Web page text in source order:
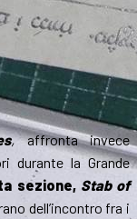
,affronta invece
durante la Grande
sezione, Stab of
dell’incontro fra i